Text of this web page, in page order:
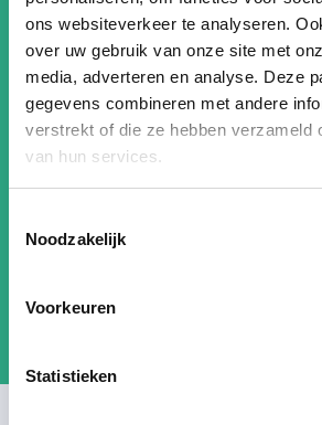
ons websiteverkeer te analyseren.
over uw gebruik van onze site met
media, adverteren en analyse. Deze
gegevens combineren met andere
verstrekt of die ze hebben verzameld
van hun services.
Noodzakelijk
Voorkeuren
Statistieken
onze concurrentiepositie
Vooral door de slimme
van het platform zijn onze
binnen Workaround Europe
Snelheid, overzicht en structuur.
Meer reviews: bekijk hier de